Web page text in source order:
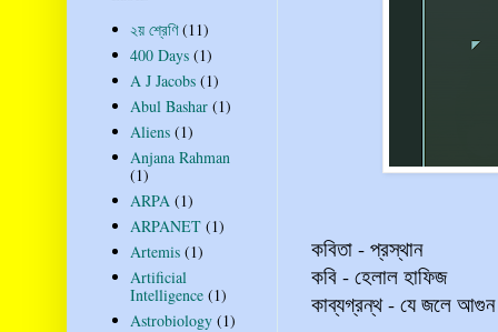
কবিতা - প্রস্থান
কবি - হেলাল হাফিজ
কাব্যগ্রন্থ - যে জলে
২য় শ্রেণি (11)
400 Days (1)
A J Jacobs (1)
Abul Bashar (1)
Aliens (1)
Anjana Rahman
(1)
ARPA (1)
ARPANET (1)
Artemis (1)
Artificial
Intelligence (1)
Astrobiology (1)